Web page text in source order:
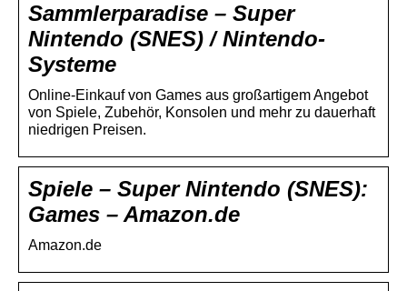
Sammlerparadise – Super
Nintendo (SNES) / Nintendo-
Systeme
Online-Einkauf von Games aus großartigem Angebot
von Spiele, Zubehör, Konsolen und mehr zu dauerhaft
niedrigen Preisen.
Spiele – Super Nintendo (SNES):
Games – Amazon.de
Amazon.de